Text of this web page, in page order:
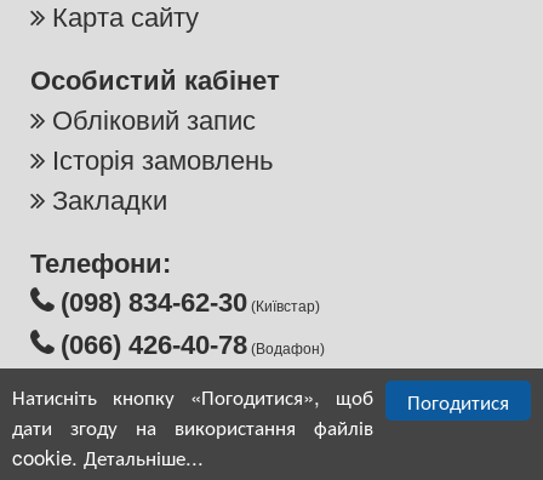
Погодитися
Натисніть кнопку «Погодитися», щоб
дати згоду на використання файлів
cookie. Детальніше...
Карта сайту
Особистий кабінет
Обліковий запис
Історія замовлень
Закладки
Телефони:
(098) 834-62-30 (Київстар)
(066) 426‑40‑78 (Водафон)
Написати нам
© 2026 «ORTEMIR IC» LLC. All rights reserved.